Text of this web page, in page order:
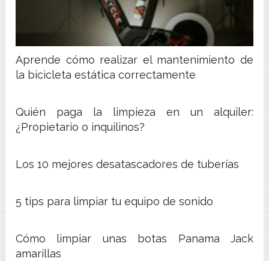
Aprende cómo realizar el mantenimiento de
la bicicleta estática correctamente
Quién paga la limpieza en un alquiler:
¿Propietario o inquilinos?
Los 10 mejores desatascadores de tuberías
5 tips para limpiar tu equipo de sonido
Cómo limpiar unas botas Panama Jack
amarillas